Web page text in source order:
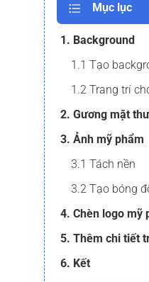
Mục lục
1. Background
1.1 Tạo
1.2 Trang trí
2. Gương mặt
3. Ảnh mỹ phẩm
3.1 Tách nền
3.2 Tạo bóng
4. Chèn logo mỹ
5. Thêm chi tiết
6. Kết